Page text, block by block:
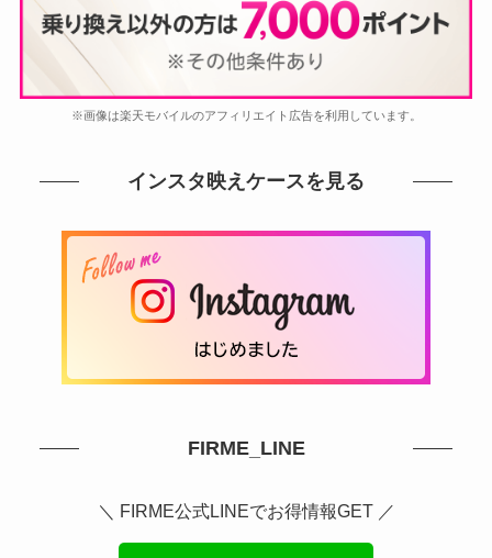
※画像は楽天モバイルのアフィリエイト広告を利用しています。
インスタ映えケースを見る
FIRME_LINE
＼ FIRME公式LINEでお得情報GET ／